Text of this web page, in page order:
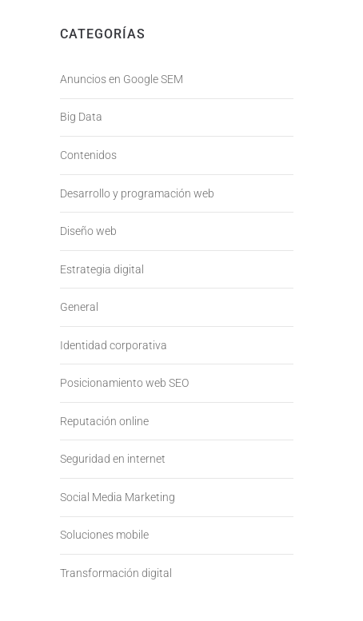
CATEGORÍAS
Anuncios en Google SEM
Big Data
Contenidos
Desarrollo y programación web
Diseño web
Estrategia digital
General
Identidad corporativa
Posicionamiento web SEO
Reputación online
Seguridad en internet
Social Media Marketing
Soluciones mobile
Transformación digital